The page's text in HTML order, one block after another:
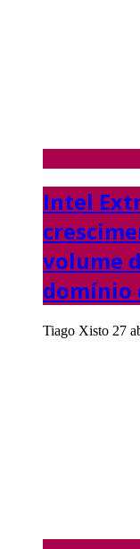
Intel
volume
domínio
Tiago Xisto 27